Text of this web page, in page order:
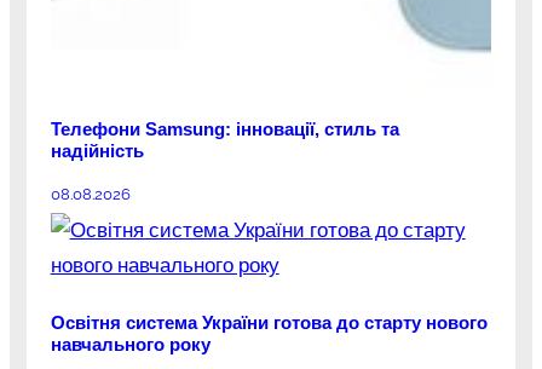
Телефони Samsung: інновації, стиль та
надійність
08.08.2026
Освітня система України готова до старту нового
навчального року